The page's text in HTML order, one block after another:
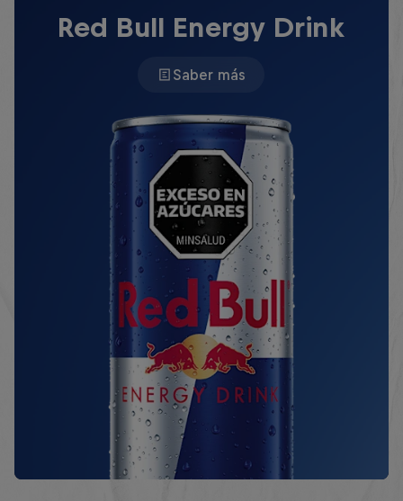
Red Bull Energy Drink
Saber más